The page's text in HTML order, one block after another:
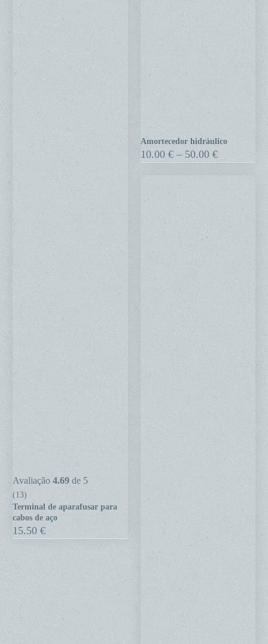
Terminal
de
aparafusar
para
cabos
Avaliação 4.69 de 5
(13)
Terminal de aparafusar para
cabos de aço
15.50 €
Amortecedor
hidráulico
Amortecedor hidráulico
10.00 € – 50.00 €Price
range: